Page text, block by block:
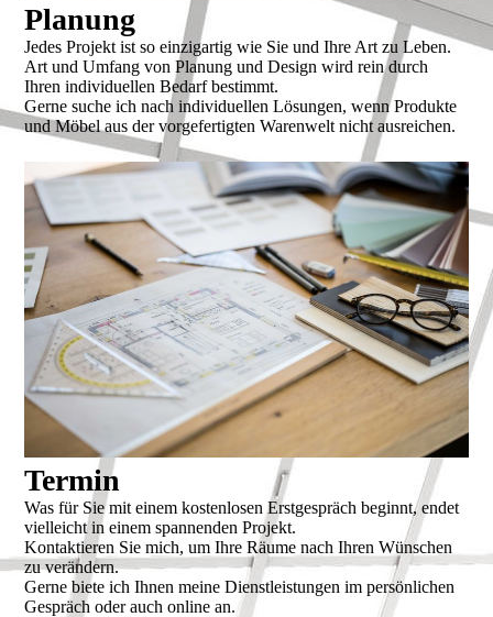
Planung
Jedes Projekt ist so einzigartig wie Sie und Ihre Art zu Leben.
Art und Umfang von Planung und Design wird rein durch
Ihren individuellen Bedarf bestimmt.
Gerne suche ich nach individuellen Lösungen, wenn Produkte
und Möbel aus der vorgefertigten Warenwelt nicht ausreichen.
Termin
Was für Sie mit einem kostenlosen Erstgespräch beginnt, endet
vielleicht in einem spannenden Projekt.
Kontaktieren Sie mich, um Ihre Räume nach Ihren Wünschen
zu verändern.
Gerne biete ich Ihnen meine Dienstleistungen im persönlichen
Gespräch oder auch online an.